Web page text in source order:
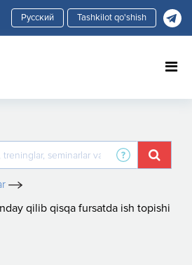
Tashkilot qo'shish
qilib qisqa fursatda ish topishi